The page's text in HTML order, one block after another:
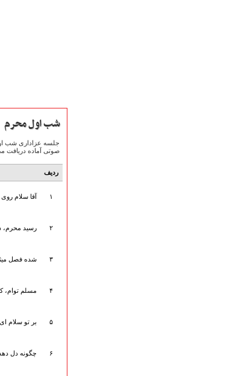
شب اول محرم
صوتی آماده دریافت
ردیف
۱ آقا سلام
۲ رسید محرم،
۳ شده فصل
۴ مسلم توام،
۵ بر تو سلام
۶ چگونه دل